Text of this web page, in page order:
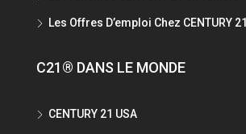
Les Offres D’emploi Chez CENTURY 21
C21® DANS LE MONDE
CENTURY 21 USA